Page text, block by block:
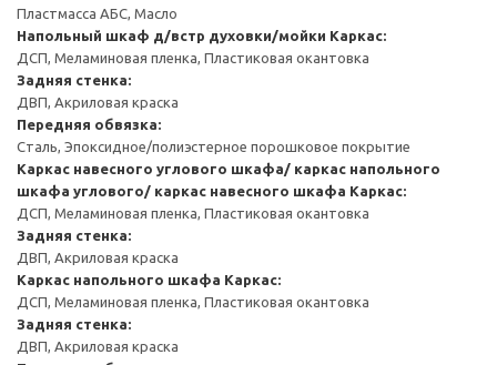
Пластмасса АБС, Масло
Напольный шкаф д/встр духовки/мойки Каркас:
ДСП, Меламиновая пленка, Пластиковая окантовка
Задняя стенка:
ДВП, Акриловая краска
Передняя обвязка:
Сталь, Эпоксидное/полиэстерное порошковое покрытие
Каркас навесного углового шкафа/ каркас напольного
шкафа углового/ каркас навесного шкафа Каркас:
ДСП, Меламиновая пленка, Пластиковая окантовка
Задняя стенка:
ДВП, Акриловая краска
Каркас напольного шкафа Каркас:
ДСП, Меламиновая пленка, Пластиковая окантовка
Задняя стенка:
ДВП, Акриловая краска